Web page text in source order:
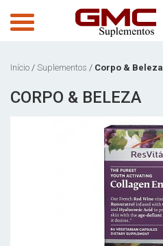
Início / Suplementos / Corpo & Beleza
CORPO & BELEZA